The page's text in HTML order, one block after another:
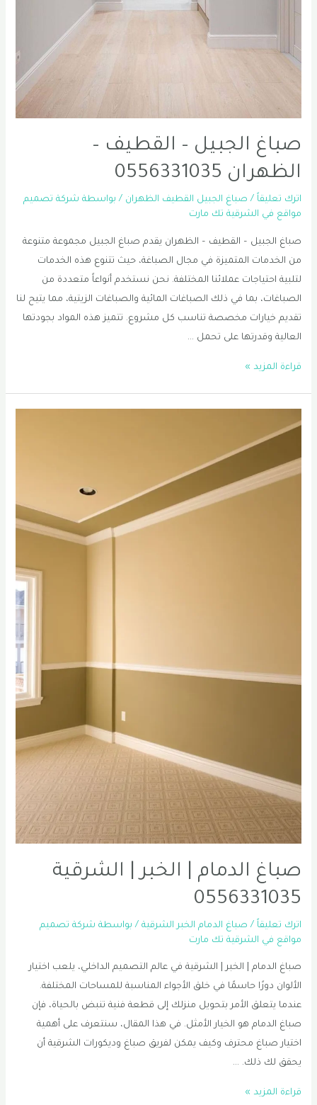
صباغ الجبيل – القطيف –
الظهران 0556331035
اترك تعليقاً / صباغ الجبيل القطيف الظهران / بواسطة شركة تصميم
مواقع في الشرقية تك مارت
صباغ الجبيل – القطيف – الظهران يقدم صباغ الجبيل مجموعة متنوعة
من الخدمات المتميزة في مجال الصباغة، حيث تتنوع هذه الخدمات
لتلبية احتياجات عملائنا المختلفة. نحن نستخدم أنواعاً متعددة من
الصباغات، بما في ذلك الصباغات المائية والصباغات الزيتية، مما يتيح لنا
تقديم خيارات مخصصة تناسب كل مشروع. تتميز هذه المواد بجودتها
العالية وقدرتها على تحمل …
صباغ
القطيف
الظهران
0556331035
قراءة المزيد »
صباغ الدمام | الخبر | الشرقية
0556331035
اترك تعليقاً / صباغ الدمام الخبر الشرقية / بواسطة شركة تصميم
مواقع في الشرقية تك مارت
صباغ الدمام | الخبر | الشرقية في عالم التصميم الداخلي، يلعب اختيار
الألوان دورًا حاسمًا في خلق الأجواء المناسبة للمساحات المختلفة.
عندما يتعلق الأمر بتحويل منزلك إلى قطعة فنية تنبض بالحياة، فإن
صباغ الدمام هو الخيار الأمثل. في هذا المقال، سنتعرف على أهمية
اختيار صباغ محترف وكيف يمكن لفريق صباغ وديكورات الشرقية أن
يحقق لك ذلك. …
صباغ
قراءة المزيد »